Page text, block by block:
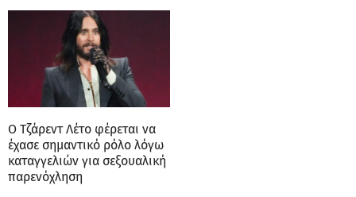
Ο Τζάρεντ Λέτο φέρεται να
έχασε σημαντικό ρόλο λόγω
καταγγελιών για σεξουαλική
παρενόχληση